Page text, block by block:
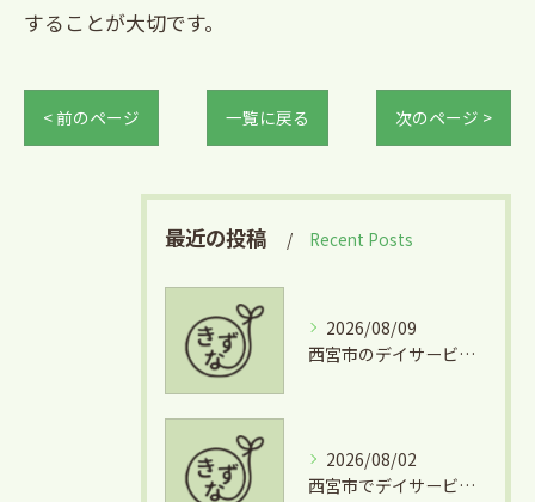
することが大切です。
< 前のページ 一覧に戻る 次のページ >
最近の投稿 Recent Posts
2026/08/09
西宮市のデイサービスで広がる美術活動の魅力とその効果を徹底解説
2026/08/02
西宮市でデイサービスとグルメを両立できる兵庫県西宮市学文殿町の魅力